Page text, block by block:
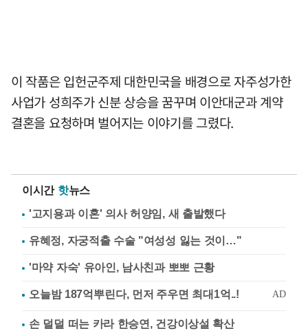
이 작품은 입헌군주제 대한민국을 배경으로 자주성가한
사업가 성희주가 신분 상승을 꿈꾸며 이안대군과 계약
결혼을 요청하며 벌어지는 이야기를 그렸다.
이시간 핫뉴스
'고지용과 이혼' 의사 허양임, 새 출발했다
유혜정, 자궁적출 수술 "여성성 잃는 것이…"
'마약 자숙' 유아인, 남사친과 뽀뽀 근황
손 덜덜 떠는 카라 한승연, 건강이상설 확산